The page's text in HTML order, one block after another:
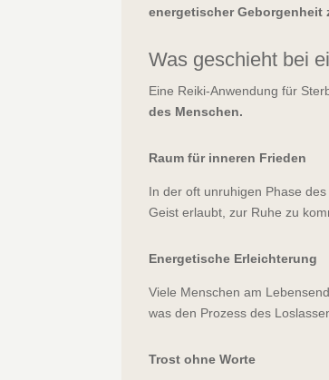
energetischer Geborgenheit
Was geschieht bei
Eine Reiki-Anwendung für
des Menschen.
Raum für inneren Frieden
In der oft unruhigen Phase
Geist erlaubt, zur Ruhe zu
Energetische Erleichterung
Viele Menschen am
was den Prozess des
Trost ohne Worte